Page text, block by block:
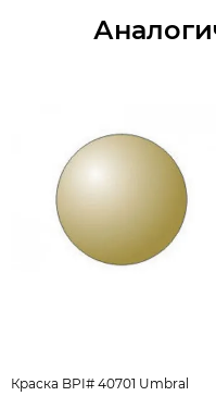
Краска BPI# 40701 Umbral